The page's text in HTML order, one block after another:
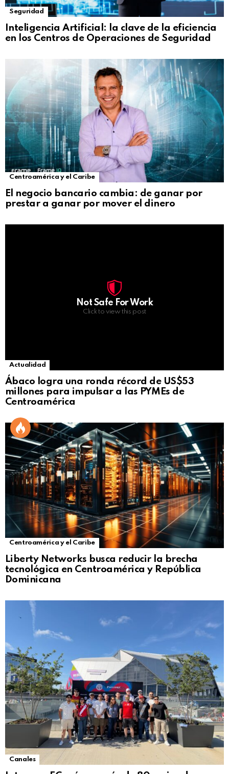
Seguridad
Inteligencia Artificial: la clave de la eficiencia
en los Centros de Operaciones de Seguridad
Centroamérica y el Caribe
El negocio bancario cambia: de ganar por
prestar a ganar por mover el dinero
Not Safe For Work
Click to view this post
Actualidad
Ábaco logra una ronda récord de US$53
millones para impulsar a las PYMEs de
Centroamérica
Centroamérica y el Caribe
Liberty Networks busca reducir la brecha
tecnológica en Centroamérica y República
Dominicana
Canales